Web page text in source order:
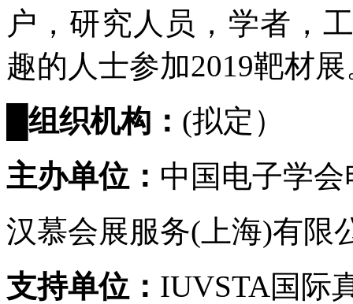
户，研究人员，学者，
趣的人士参加2019靶材
组织机构 ： (拟定）
主办单位： 中国电子学
汉慕会展服务(上海)有限
支持单位： IUVSTA国际